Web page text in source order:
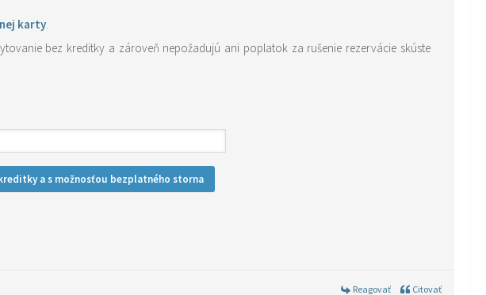
karty.
bez kreditky a zároveň nepožadujú ani poplatok za rušenie rezervácie skúste
a s možnosťou bezplatného storna
Reagovať Citovať